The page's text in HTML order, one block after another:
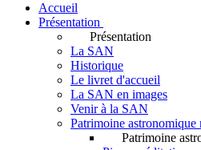
Accueil
Présentation
Présentation
La SAN
Historique
Le livret d'accueil
La SAN en images
Venir à la SAN
Patrimoine astronomique
Patrimoine